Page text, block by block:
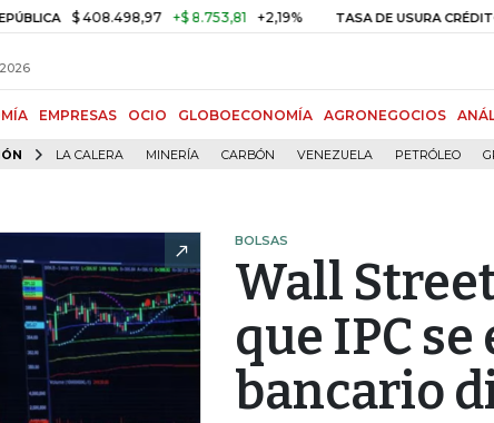
$ 408.498,97 +$ 8.753,81 +2,19% TASA DE USURA CRÉDITO
EMPRESAS OCIO GLOBOECONOMÍA AGRONEGOCIOS
LA CALERA MINERÍA CARBÓN VENEZUELA PETRÓLEO
BOLSAS
Wall
que IPC
bancario